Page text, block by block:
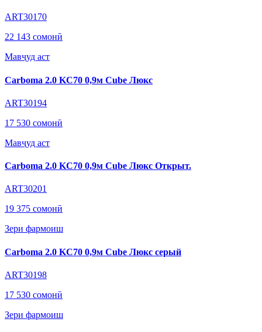
ART30170
22 143 сомонӣ
Мавҷуд аст
Carboma 2.0 KC70 0,9м Cube Люкс
ART30194
17 530 сомонӣ
Мавҷуд аст
Carboma 2.0 KC70 0,9м Cube Люкс Открыт.
ART30201
19 375 сомонӣ
Зери фармоиш
Carboma 2.0 KC70 0,9м Cube Люкс серый
ART30198
17 530 сомонӣ
Зери фармоиш